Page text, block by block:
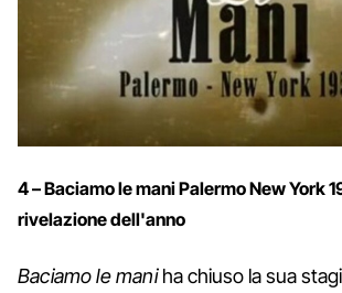
4 – Baciamo le mani Palermo New York
rivelazione dell'anno
Baciamo le maniha chiuso la sua